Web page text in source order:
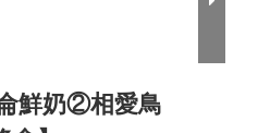
鮮奶②相愛鳥